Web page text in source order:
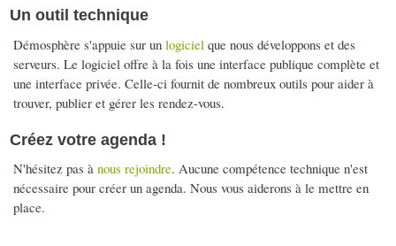
Un outil technique
Démosphère s'appuie sur un logiciel que nous développons et des
serveurs. Le logiciel offre à la fois une interface publique complète et
une interface privée. Celle-ci fournit de nombreux outils pour aider à
trouver, publier et gérer les rendez-vous.
Créez votre agenda !
N'hésitez pas à nous rejoindre. Aucune compétence technique n'est
nécessaire pour créer un agenda. Nous vous aiderons à le mettre en
place.